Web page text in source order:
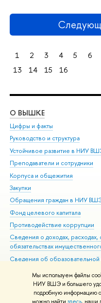
Мы используем файлы
НИУ ВШЭ и большего
подробную информацию
1 2 3 4 5 6
13
14 15 16
О ВЫШКЕ
Цифры и факты
Руководство и структура
Устойчивое развитие в НИУ
Преподаватели и сотрудники
Корпуса и общежития
Закупки
Обращения граждан в НИУ
Фонд целевого капитала
Противодействие коррупции
Сведения о доходах,
обязательствах
Сведения об образовательной
Людям с ограниченными
Единая платежная страница
Работа в Вышке